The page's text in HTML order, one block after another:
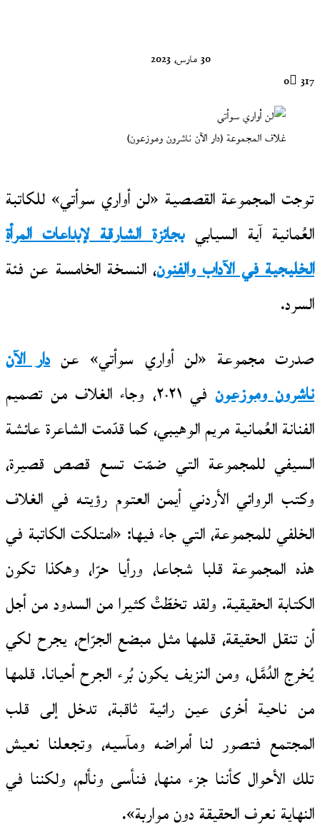
30 مارس، 2023
0 317
غلاف المجموعة (دار الآن ناشرون وموزعون)
توجت المجموعة القصصية «لن أواري سوأتي» للكاتبة
العُمانية آية السيابيبجائزة الشارقة لإبداعات المرأة
الخليجية في الآداب والفنون، النسخة الخامسة عن فئة
السرد.
صدرت مجموعة «لن أواري سوأتي» عندار الآن
ناشرون وموزعون
في ٢٠٢١، وجاء الغلاف من تصميم
الفنانة العُمانية مريم الوهيبي، كما قدّمت الشاعرة عائشة
السيفي للمجموعة التي ضمّت تسع قصص قصيرة،
وكتب الروائي الأردني أيمن العتوم رؤيته في الغلاف
الخلفي للمجموعة، التي جاء فيها: «امتلكت الكاتبة في
هذه المجموعة قلبا شجاعا، ورأيا حرّا، وهكذا تكون
الكتابة الحقيقية. ولقد تخطّتْ كثيرا من السدود من أجل
أن تنقل الحقيقة، قلمها مثل مبضع الجرّاح، يجرح لكي
يُخرج الدُمَّل، ومن النزيف يكون بُرء الجرح أحيانا. قلمها
من ناحية أخرى عين رائية ثاقبة، تدخل إلى قلب
المجتمع فتصور لنا أمراضه ومآسيه، وتجعلنا نعيش
تلك الأحوال كأننا جزء منها، فنأسى ونألم، ولكننا في
النهاية نعرف الحقيقة دون مواربة».